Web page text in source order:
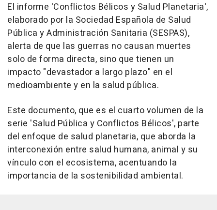
El informe 'Conflictos Bélicos y Salud Planetaria',
elaborado por la Sociedad Española de Salud
Pública y Administración Sanitaria (SESPAS),
alerta de que las guerras no causan muertes
solo de forma directa, sino que tienen un
impacto "devastador a largo plazo" en el
medioambiente y en la salud pública.
Este documento, que es el cuarto volumen de la
serie 'Salud Pública y Conflictos Bélicos', parte
del enfoque de salud planetaria, que aborda la
interconexión entre salud humana, animal y su
vínculo con el ecosistema, acentuando la
importancia de la sostenibilidad ambiental.